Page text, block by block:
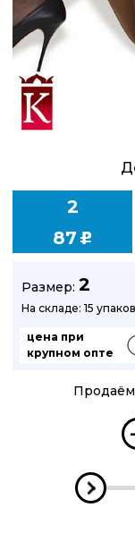
2
87 u
Размер: 2
На складе: 15
цена при
крупном опте